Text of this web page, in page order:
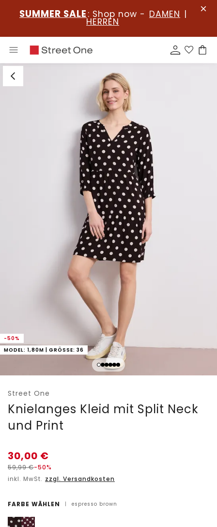
SUMMER SALE : Shop now - DAMEN |
HERREN
-50%
MODEL: 1,80M | GRÖSSE: 36
Street One
Knielanges Kleid mit Split Neck
und Print
30,00 €
59,99€-50%
inkl. MwSt. zzgl. Versandkosten
FARBE WÄHLEN | espresso brown